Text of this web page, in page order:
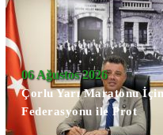
06 Ağustos 2026
Çorlu Yarı Maratonu
Federasyonu ile Prot